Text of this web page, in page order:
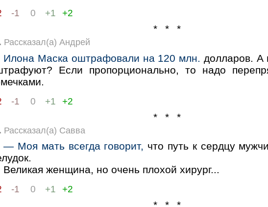
-1 0 +1 +2
* * *
Рассказал(а) Андрей
Илона Маска оштрафовали на 120 млн. долларов. А
Если пропорционально, то надо
-1 0 +1 +2
* * *
Рассказал(а) Савва
— Моя мать всегда говорит, что путь к сердцу
Великая женщина, но очень плохой хирург...
-1 0 +1 +2